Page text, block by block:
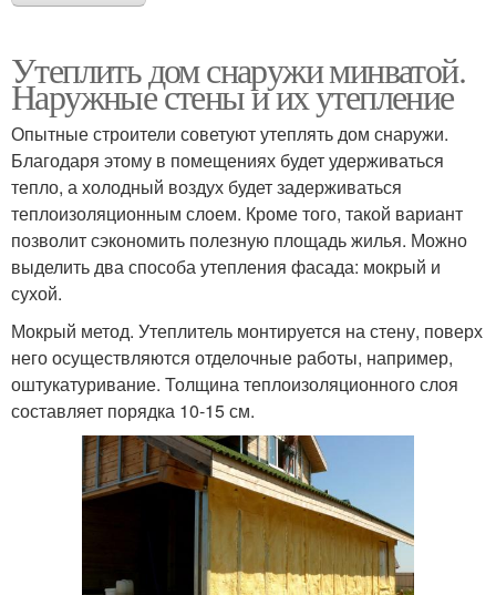
Утеплить дом снаружи минватой.
Наружные стены и их утепление
Опытные строители советуют утеплять дом снаружи.
Благодаря этому в помещениях будет удерживаться
тепло, а холодный воздух будет задерживаться
теплоизоляционным слоем. Кроме того, такой вариант
позволит сэкономить полезную площадь жилья. Можно
выделить два способа утепления фасада: мокрый и
сухой.
Мокрый метод. Утеплитель монтируется на стену, поверх
него осуществляются отделочные работы, например,
оштукатуривание. Толщина теплоизоляционного слоя
составляет порядка 10-15 см.